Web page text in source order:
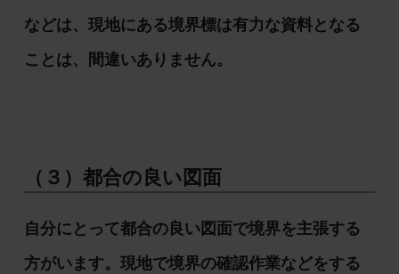
などは、現地にある境界標は有力な資料となる
ことは、間違いありません。
（３）都合の良い図面
自分にとって都合の良い図面で境界を主張する
方がいます。現地で境界の確認作業などをする